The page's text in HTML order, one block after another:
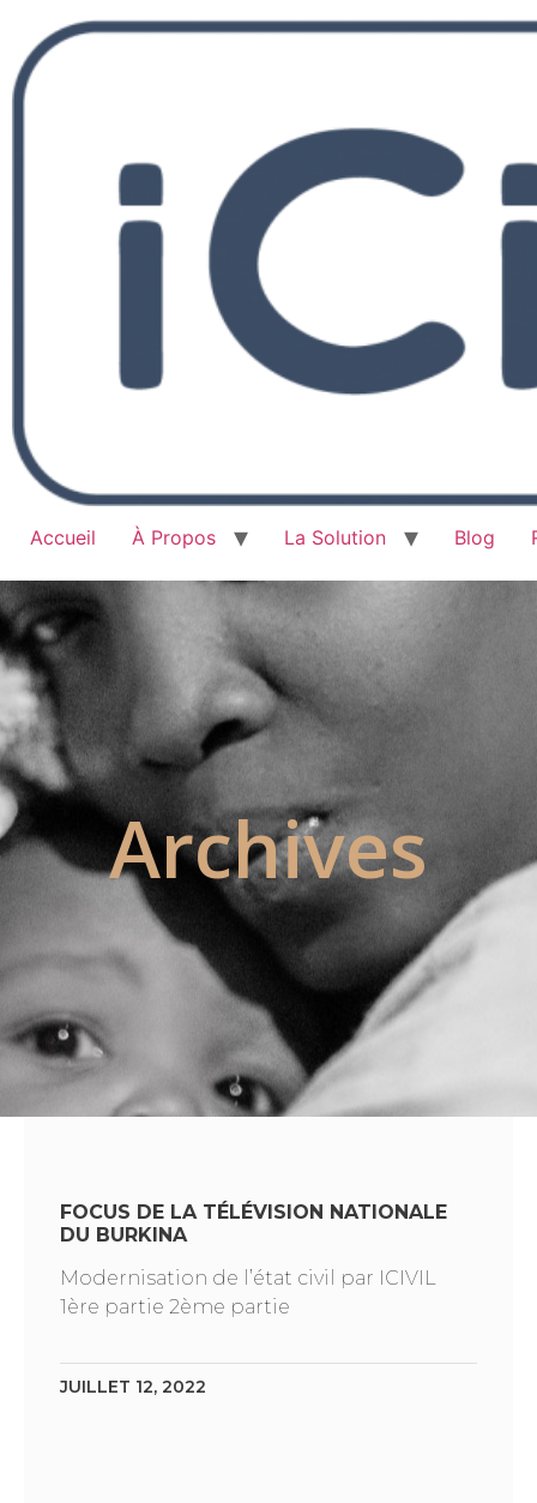
Accueil À Propos La Solution Blog
Archives
FOCUS DE LA TÉLÉVISION NATIONALE
DU BURKINA
Modernisation de l’état civil par ICIVIL
1ère partie 2ème partie
JUILLET 12, 2022